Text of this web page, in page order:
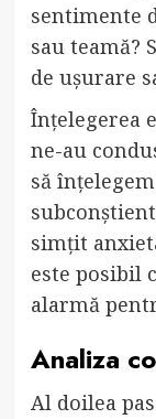
sentimente
sau teamă?
de ușurare
Înțelegerea
ne-au
să
simțit
este posibil
alarmă
Analiza
Al doilea